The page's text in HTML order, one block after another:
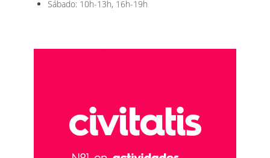
Sábado: 10h-13h, 16h-19h